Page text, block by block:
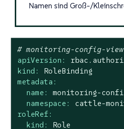
Namen sind Groß-/
# monitoring-config-
apiVersion:
kind:
RoleBinding
metadata:
name:
monitoring-
namespace:
cattle-
roleRef:
kind:
Role